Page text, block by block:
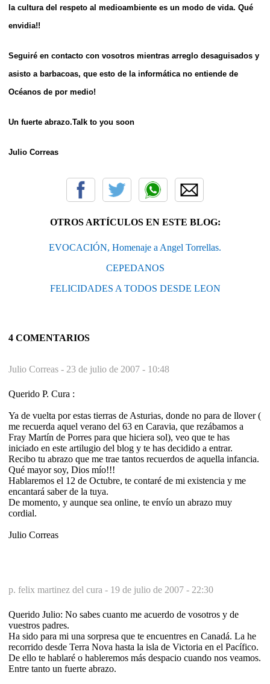
la cultura del respeto al medioambiente es un modo de vida. Qué
envidia!!
Seguiré en contacto con vosotros mientras arreglo desaguisados y
asisto a barbacoas, que esto de la informática no entiende de
Océanos de por medio!
Un fuerte abrazo.Talk to you soon
Julio Correas
OTROS ARTÍCULOS EN ESTE BLOG:
EVOCACIÓN, Homenaje a Angel Torrellas.
CEPEDANOS
FELICIDADES A TODOS DESDE LEON
4 COMENTARIOS
Julio Correas - 23 de julio de 2007 - 10:48
Querido P. Cura :
Ya de vuelta por estas tierras de Asturias, donde no para de llover (
me recuerda aquel verano del 63 en Caravia, que rezábamos a
Fray Martín de Porres para que hiciera sol), veo que te has
iniciado en este artilugio del blog y te has decidido a entrar.
Recibo tu abrazo que me trae tantos recuerdos de aquella infancia.
Qué mayor soy, Dios mío!!!
Hablaremos el 12 de Octubre, te contaré de mi existencia y me
encantará saber de la tuya.
De momento, y aunque sea online, te envío un abrazo muy
cordial.
Julio Correas
p. felix martinez del cura - 19 de julio de 2007 - 22:30
Querido Julio: No sabes cuanto me acuerdo de vosotros y de
vuestros padres.
Ha sido para mi una sorpresa que te encuentres en Canadá. La he
recorrido desde Terra Nova hasta la isla de Victoria en el Pacífico.
De ello te hablaré o hableremos más despacio cuando nos veamos.
Entre tanto un fuerte abrazo.